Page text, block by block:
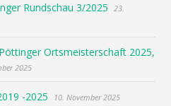
Rundschau 3/2025
23.
Ortsmeisterschaft 2025,
2025
-2025 10. November 2025